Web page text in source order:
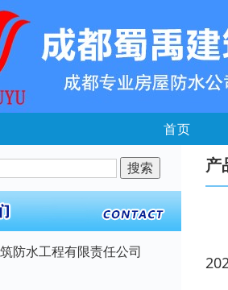
首页
防水工程有限责任公司
产